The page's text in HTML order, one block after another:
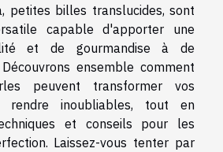
petites billes translucides, sont
capable d'apporter une
et de gourmandise à de
ensemble comment
peuvent transformer vos
inoubliables, tout en
et conseils pour les
Laissez-vous tenter par